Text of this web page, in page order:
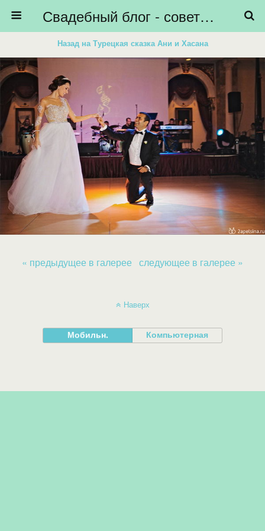
Свадебный блог - советы невестам, подготовка к свадьбе - HiBride
Назад на Турецкая сказка Ани и Хасана
« предыдущее в галерее следующее в галерее »
Наверх
Мобильн. Компьютерная